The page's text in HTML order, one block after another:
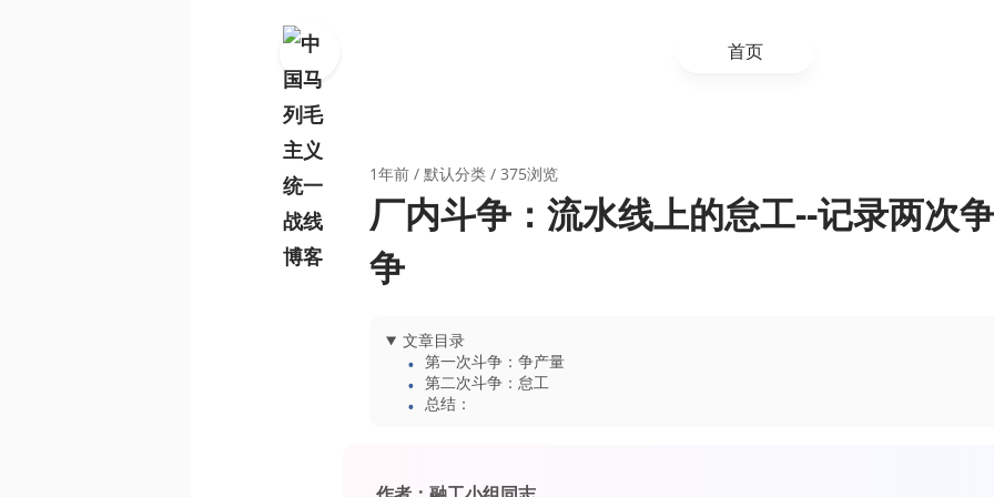
首页
1年前 / 默认分类 / 375浏览
厂内斗争：流水线上的怠工--记录两次
争
文章目录
第一次斗争：争产量
第二次斗争：怠工
总结：